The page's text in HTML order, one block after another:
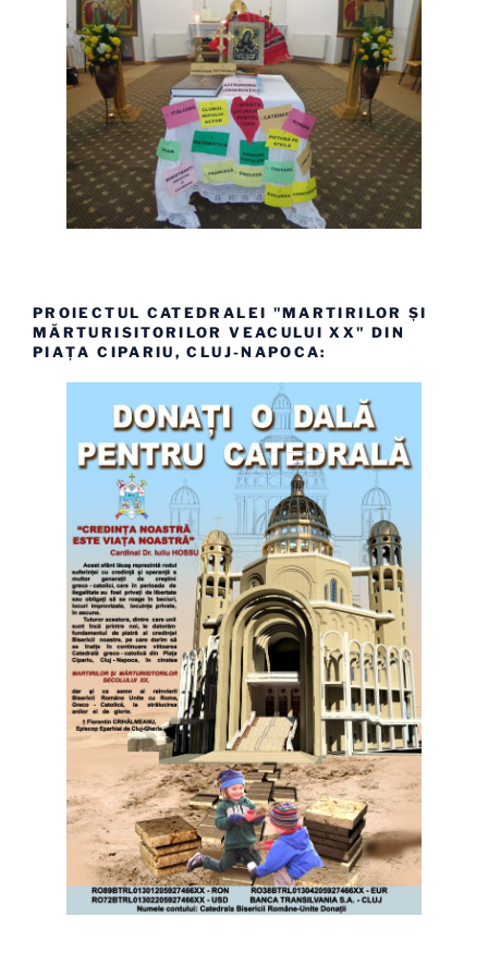
PROIECTUL CATEDRALEI "MARTIRILOR ȘI
MĂRTURISITORILOR VEACULUI XX" DIN
PIAȚA CIPARIU, CLUJ-NAPOCA: